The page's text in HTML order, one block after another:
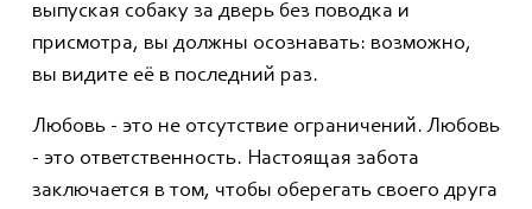
выпуская собаку за дверь без поводка и
присмотра, вы должны осознавать: возможно,
вы видите её в последний раз.
Любовь - это не отсутствие ограничений. Любовь
- это ответственность. Настоящая забота
заключается в том, чтобы оберегать своего друга